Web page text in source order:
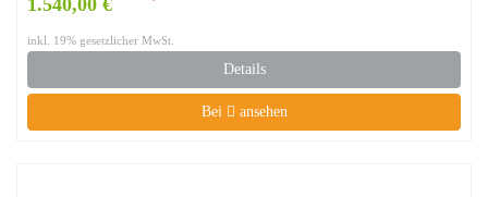
1.540,00 €
inkl. 19% gesetzlicher MwSt.
Details
Bei ansehen